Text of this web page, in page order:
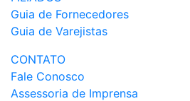
Guia de Fornecedores
Guia de Varejistas
CONTATO
Fale Conosco
Assessoria de Imprensa